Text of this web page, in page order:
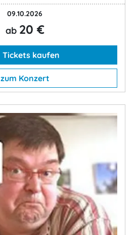
09.10.2026
ab 20 €
Tickets kaufen
zum Konzert